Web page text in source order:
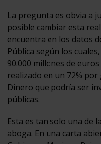
La pregunta es obvia a
posible cambiar esta
encuentra en los datos
Pública según los
90.000 millones de
realizado en un 72%
Dinero que podría ser
públicas.
Esta es tan solo una de
aboga. En una carta